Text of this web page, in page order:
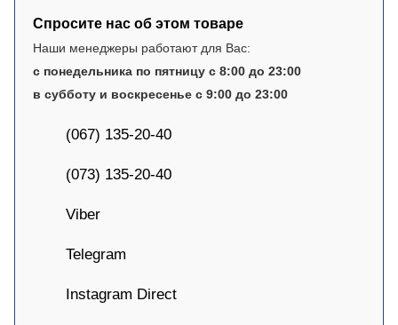
Спросите нас об этом товаре
Наши менеджеры работают для Вас:
с понедельника по пятницу с 8:00 до 23:00
в субботу и воскресенье с 9:00 до 23:00
(067) 135-20-40
(073) 135-20-40
Viber
Telegram
Instagram Direct